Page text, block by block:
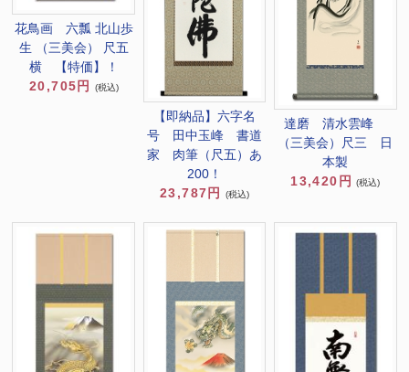
花鳥画 六瓢 北山歩
生 （三美会） 尺五
横 【特価】！
20,705円
(税込)
【即納品】六字名
号 田中玉峰 書道
家 肉筆（尺五）あ
200！
23,787円
(税込)
達磨 清水雲峰
（三美会）尺三 日
本製
13,420円
(税込)